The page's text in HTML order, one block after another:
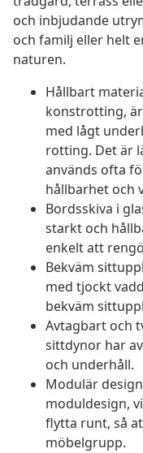
och inbjudande
och familj eller helt
naturen.
Hållbart
konstrotting,
med lågt
rotting. Det är
används ofta
hållbarhet och
Bordsskiva i
starkt och
enkelt att
Bekväm
med tjockt
bekväm
Avtagbart och
sittdynor har
och underhåll.
Modulär
moduldesign,
flytta runt, så
möbelgrupp.